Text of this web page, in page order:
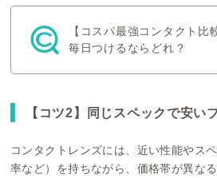
【コスパ最強コンタクト
毎日つけるならどれ？
【コツ2】同じスペックで安い
コンタクトレンズには、近い性能やス
率など）を持ちながら、価格帯が異な